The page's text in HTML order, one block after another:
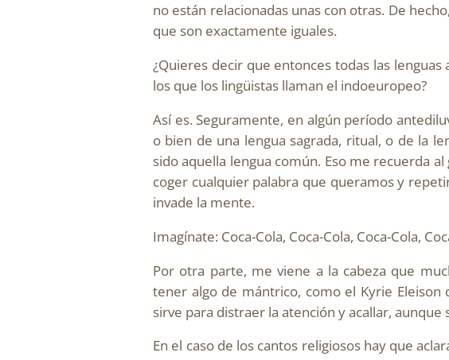
no están relacionadas unas con otras. De
que son exactamente iguales.
¿Quieres decir que entonces todas las
los que los lingüistas llaman el indoeuropeo?
Así es. Seguramente, en algún período
o bien de una lengua sagrada, ritual, o de la
sido aquella lengua común. Eso me recuerda
coger cualquier palabra que queramos y
invade la mente.
Imagínate: Coca-Cola, Coca-Cola, Coca-Cola,
Por otra parte, me viene a la cabeza que
tener algo de mántrico, como el Kyrie
sirve para distraer la atención y acallar,
En el caso de los cantos religiosos hay que